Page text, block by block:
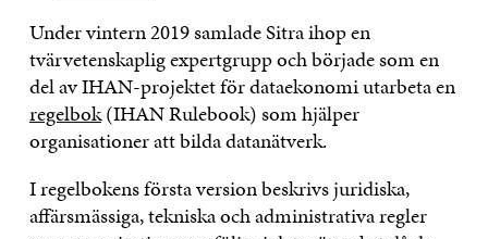
Under vintern 2019 samlade Sitra ihop en
tvärvetenskaplig expertgrupp och började som en
del av IHAN-projektet för dataekonomi utarbeta en
regelbok(IHAN Rulebook) som hjälper
organisationer att bilda datanätverk.
I regelbokens första version beskrivs juridiska,
affärsmässiga, tekniska och administrativa regler